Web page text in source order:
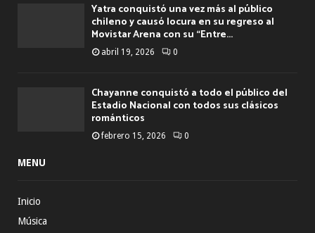
Yatra conquistó una vez más al público
chileno y causó locura en su regreso al
Movistar Arena con su “Entre...
abril 19, 2026 0
Chayanne conquistó a todo el público del
Estadio Nacional con todos sus clásicos
románticos
febrero 15, 2026 0
MENU
Inicio
Música